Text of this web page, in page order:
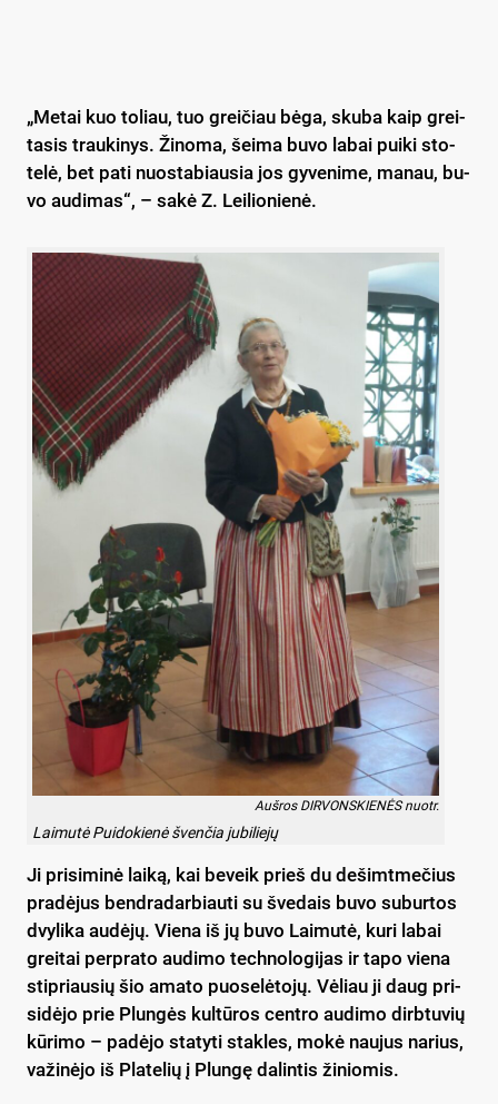
„Me­tai kuo to­liau, tuo grei­čiau bė­ga, sku­ba kaip grei­
ta­sis trau­ki­nys. Ži­no­ma, šei­ma bu­vo la­bai pui­ki sto­
te­lė, bet pa­ti nuo­sta­biau­sia jos gy­ve­ni­me, ma­nau, bu­
vo au­di­mas“, – sa­kė Z. Lei­lio­nie­nė.
Auš­ros DIR­VONS­KIE­NĖS nuo­tr.
Lai­mu­tė Pui­do­kie­nė šven­čia ju­bi­lie­jų
Ji pri­si­mi­nė lai­ką, kai be­veik prieš du de­šimt­me­čius
pra­dė­jus bend­ra­dar­biau­ti su šve­dais bu­vo su­bur­tos
dvy­li­ka au­dė­jų. Vie­na iš jų bu­vo Lai­mu­tė, ku­ri la­bai
grei­tai per­pra­to au­di­mo tech­no­lo­gi­jas ir ta­po vie­na
stip­riau­sių šio ama­to puo­se­lė­to­jų. Vė­liau ji daug pri­
si­dė­jo prie Plun­gės kul­tū­ros cent­ro au­di­mo dirb­tu­vių
kū­ri­mo – pa­dė­jo sta­ty­ti stak­les, mo­kė nau­jus na­rius,
va­ži­nė­jo iš Pla­te­lių į Plun­gę da­lin­tis ži­nio­mis.